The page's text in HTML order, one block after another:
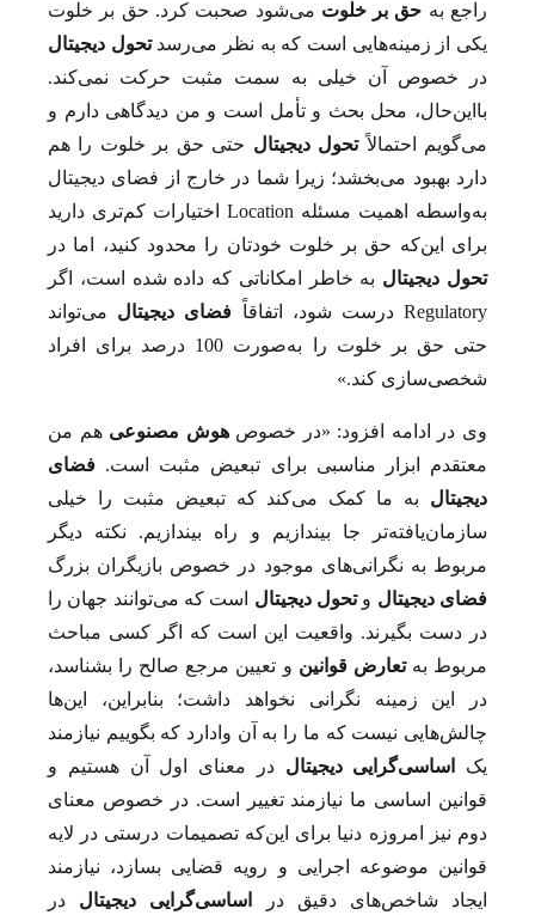
راجع به حق بر خلوت می‌شود صحبت کرد. حق بر خلوت
یکی از زمینه‌هایی است که به نظر می‌رسدتحول دیجیتال
در خصوص آن خیلی به سمت مثبت حرکت نمی‌کند.
بااین‌حال، محل بحث و تأمل است و من دیدگاهی دارم و
می‌گویم احتمالاًتحول دیجیتال حتی حق بر خلوت را هم
دارد بهبود می‌بخشد؛ زیرا شما در خارج از فضای دیجیتال
به‌واسطه اهمیت مسئله Location اختیارات کم‌تری دارید
برای این‌که حق بر خلوت خودتان را محدود کنید، اما در
تحول دیجیتال به خاطر امکاناتی که داده شده است، اگر
Regulatory درست شود، اتفاقاً
فضای دیجیتال می‌تواند
حتی حق بر خلوت را به‌صورت 100 درصد برای افراد
شخصی‌سازی کند.»
وی در ادامه افزود: «در خصوصهوش مصنوعی هم من
معتقدم ابزار مناسبی برای تبعیض مثبت است. فضای
دیجیتال به ما کمک می‌کند که تبعیض مثبت را خیلی
سازمان‌یافته‌تر جا بیندازیم و راه بیندازیم. نکته دیگر
مربوط به نگرانی‌های موجود در خصوص بازیگران بزرگ
فضای دیجیتال وتحول دیجیتال است که می‌توانند جهان را
در دست بگیرند. واقعیت این است که اگر کسی مباحث
مربوط بهتعارض قوانین و تعیین مرجع صالح را بشناسد،
در این زمینه نگرانی نخواهد داشت؛ بنابراین، این‌ها
چالش‌هایی نیست که ما را به آن وادارد که بگوییم نیازمند
یک
اساسی‌گرایی دیجیتال در معنای اول آن هستیم و
قوانین اساسی ما نیازمند تغییر است. در خصوص معنای
دوم نیز امروزه دنیا برای این‌که تصمیمات درستی در لایه
قوانین موضوعه اجرایی و رویه قضایی بسازد، نیازمند
ایجاد شاخص‌های دقیق در
اساسی‌گرایی دیجیتال در